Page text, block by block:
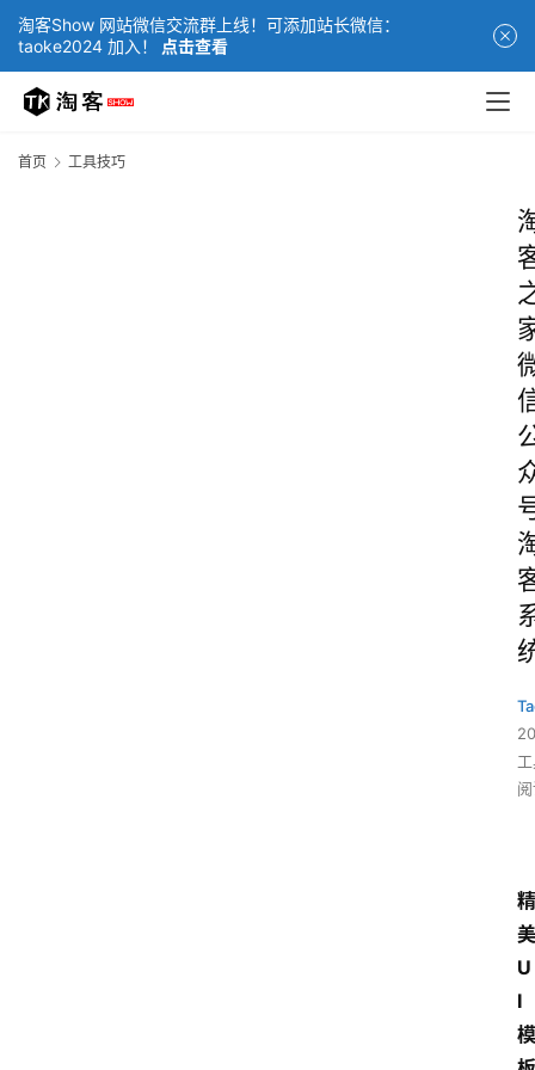
淘客Show 网站微信交流群上线！可添加站长微信：
taoke2024 加入！
点击查看
首页 工具技巧
精
美
U
I
模